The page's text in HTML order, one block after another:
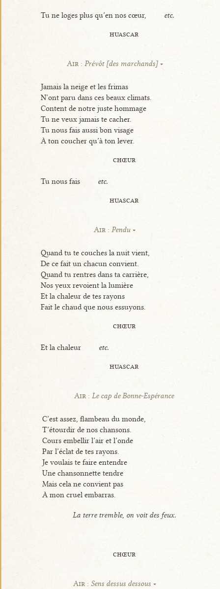
Tu ne loges plus qu’en nos cœur, etc.
huascar
Air : Prévôt [des marchands]
Jamais la neige et les frimas
N’ont paru dans ces beaux climats.
Content de notre juste hommage
Tu ne veux jamais te cacher.
Tu nous fais aussi bon visage
À ton coucher qu’à ton lever.
chœur
Tu nous fais etc.
huascar
Air :Pendu
Quand tu te couches la nuit vient,
De ce fait un chacun convient.
Quand tu rentres dans ta carrière,
Nos yeux revoient la lumière
Et la chaleur de tes rayons
Fait le chaud que nous essuyons.
chœur
Et la chaleur etc.
huascar
Air :Le cap de Bonne-Espérance
C’est assez, flambeau du monde,
T’étourdir de nos chansons.
Cours embellir l’air et l’onde
Par l’éclat de tes rayons.
Je voulais te faire entendre
Une chansonnette tendre
Mais cela ne convient pas
À mon cruel embarras.
La terre tremble, on voit des feux.
chœur
Air : Sens dessus dessous